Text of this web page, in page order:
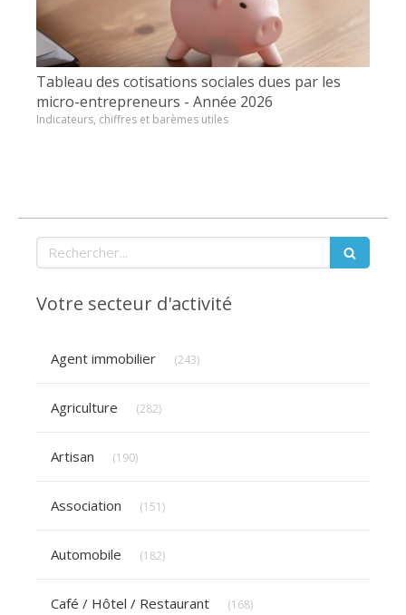
Tableau des cotisations sociales dues par les
micro-entrepreneurs - Année 2026
Indicateurs, chiffres et barèmes utiles
Rechercher
Votre secteur d'activité
Agent immobilier (243)
Agriculture (282)
Artisan (190)
Association (151)
Automobile (182)
Café / Hôtel / Restaurant (168)